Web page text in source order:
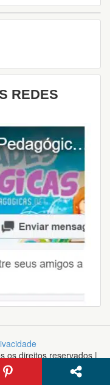
REDES
os direitos reservados |
Wordpress